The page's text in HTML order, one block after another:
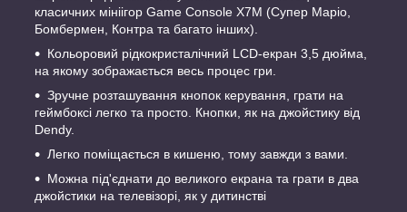
класичних мініігор Game Console X7M (Супер Маріо,
Бомбермен, Контра та багато інших).
Кольоровий рідкокристалічний LCD-екран 3,5 дюйма,
на якому зображається весь процес гри.
Зручне розташування кнопок керування, грати на
геймбоксі легко та просто. Кнопки, як на джойстику від
Dendy.
Легко поміщається в кишеню, тому завжди з вами.
Можна під'єднати до великого екрана та грати в два
джойстики на телевізорі, як у дитинстві